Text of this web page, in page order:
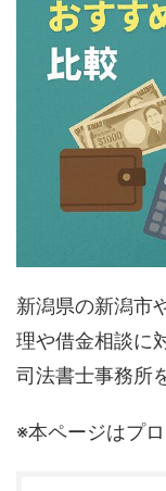
新潟県の新潟市
理や借金相談に
司法書士事務所
※本ページはプ